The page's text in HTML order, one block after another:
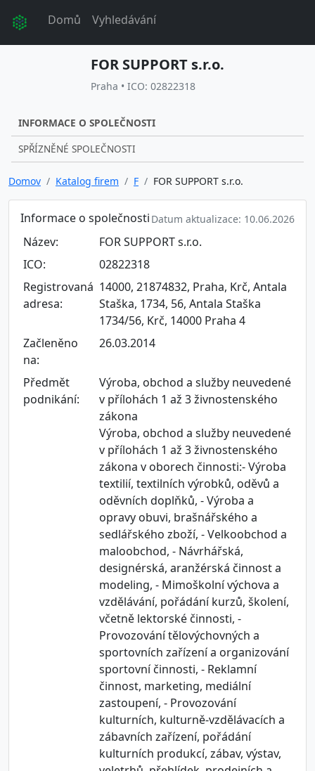
Domů Vyhledávání
FOR SUPPORT s.r.o.
Praha • ICO: 02822318
INFORMACE O SPOLEČNOSTI
SPŘÍZNĚNÉ SPOLEČNOSTI
Domov Katalog firem F FOR SUPPORT s.r.o.
Informace o společnosti Datum aktualizace: 10.06.2026
Název:
FOR SUPPORT s.r.o.
ICO:
02822318
Registrovaná
adresa:
14000, 21874832, Praha, Krč, Antala
Staška, 1734, 56, Antala Staška
1734/56, Krč, 14000 Praha 4
Začleněno
na:
26.03.2014
Předmět
podnikání:
Výroba, obchod a služby neuvedené
v přílohách 1 až 3 živnostenského
zákona
Výroba, obchod a služby neuvedené
v přílohách 1 až 3 živnostenského
zákona v oborech činnosti:- Výroba
textilií, textilních výrobků, oděvů a
oděvních doplňků, - Výroba a
opravy obuvi, brašnářského a
sedlářského zboží, - Velkoobchod a
maloobchod, - Návrhářská,
designérská, aranžérská činnost a
modeling, - Mimoškolní výchova a
vzdělávání, pořádání kurzů, školení,
včetně lektorské činnosti, -
Provozování tělovýchovných a
sportovních zařízení a organizování
sportovní činnosti, - Reklamní
činnost, marketing, mediální
zastoupení, - Provozování
kulturních, kulturně-vzdělávacích a
zábavních zařízení, pořádání
kulturních produkcí, zábav, výstav,